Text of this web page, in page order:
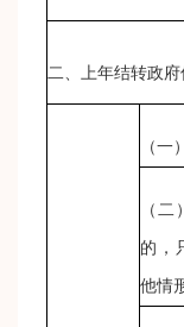
二、上年结转政
（一
（
的，
他情